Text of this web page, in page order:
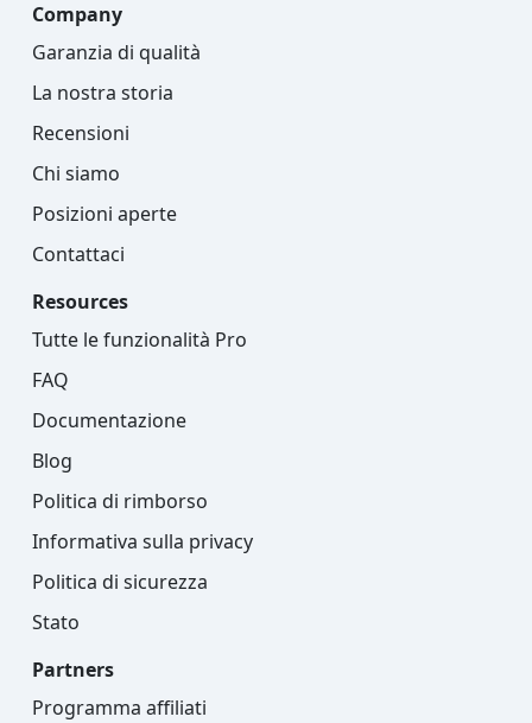
Company
Garanzia di qualità
La nostra storia
Recensioni
Chi siamo
Posizioni aperte
Contattaci
Resources
Tutte le funzionalità Pro
FAQ
Documentazione
Blog
Politica di rimborso
Informativa sulla privacy
Politica di sicurezza
Stato
Partners
Programma affiliati